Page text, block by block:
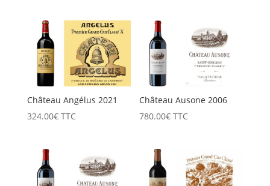
prix :
213.60€
à
1
274.40€
Château Angélus 2021
324.00€ TTC
Château Ausone 2006
780.00€ TTC